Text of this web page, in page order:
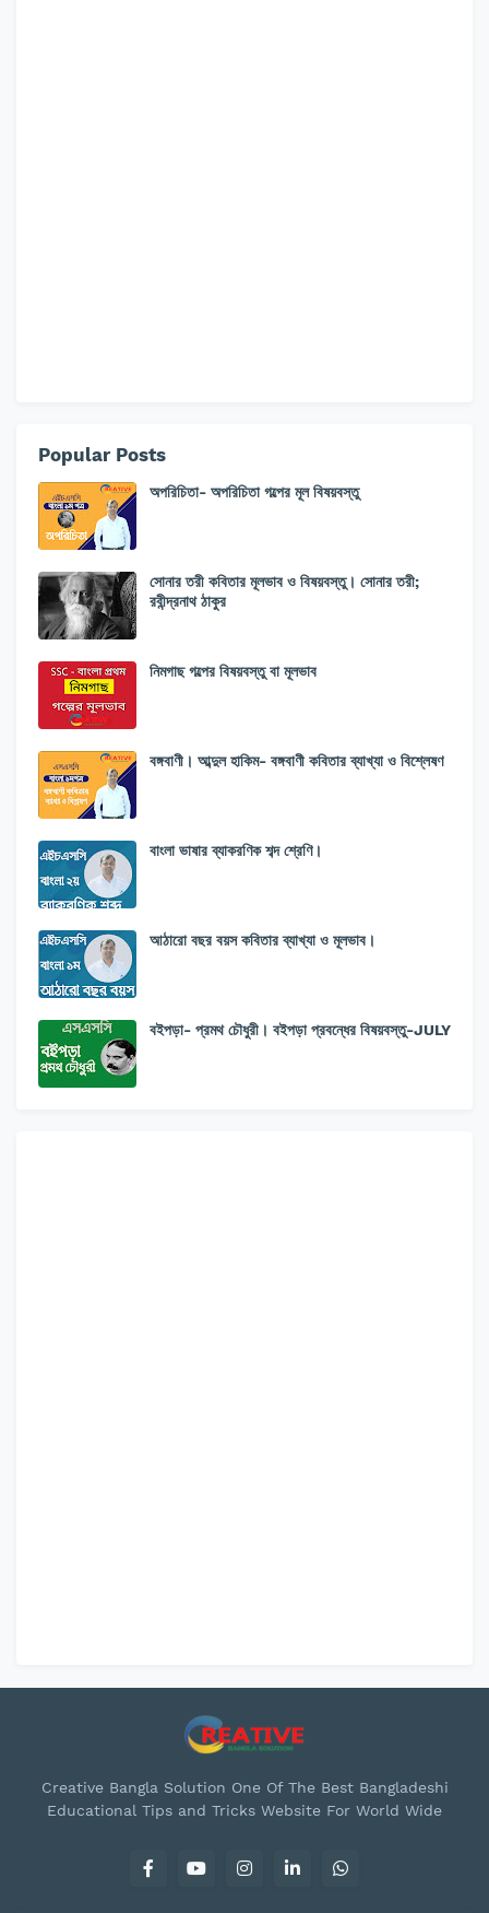
Popular Posts
অপরিচিতা- অপরিচিতা গল্পের মূল বিষয়বস্তু
সোনার তরী কবিতার মূলভাব ও বিষয়বস্তু। সোনার তরী;
রবীন্দ্রনাথ ঠাকুর
নিমগাছ গল্পের বিষয়বস্তু বা মূলভাব
বঙ্গবাণী। আব্দুল হাকিম- বঙ্গবাণী কবিতার ব্যাখ্যা ও বিশ্লেষণ
বাংলা ভাষার ব্যাকরণিক শব্দ শ্রেণি।
আঠারো বছর বয়স কবিতার ব্যাখ্যা ও মূলভাব।
বইপড়া- প্রমথ চৌধুরী। বইপড়া প্রবন্ধের বিষয়বস্তু-JULY
Creative Bangla Solution One Of The Best Bangladeshi
Educational Tips and Tricks Website For World Wide